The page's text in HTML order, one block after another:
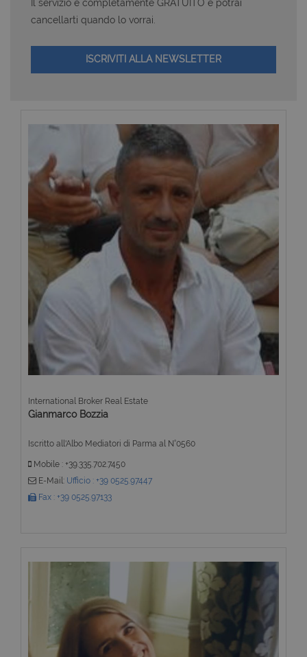
Il servizio è completamente GRATUITO e potrai
cancellarti quando lo vorrai.
ISCRIVITI ALLA NEWSLETTER
International Broker Real Estate
Gianmarco Bozzia
Iscritto all'Albo Mediatori di Parma al N°0560
Mobile : +39.335.702.7450
E-Mail: Ufficio : +39 0525.97447
Fax : +39 0525.97133